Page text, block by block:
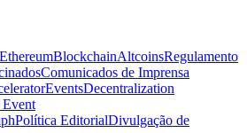
EthereumBlockchainAltcoinsRegulamento
Comunicados de Imprensa
EventsDecentralization
Política EditorialDivulgação de